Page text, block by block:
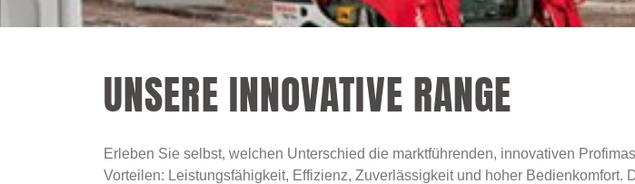
UNSERE INNOVATIVE RANGE
Erleben Sie selbst, welchen Unterschied die marktführenden, innovativen
Vorteilen: Leistungsfähigkeit, Effizienz, Zuverlässigkeit und hoher